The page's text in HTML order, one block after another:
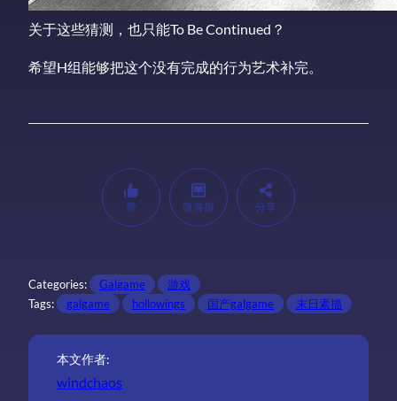
关于这些猜测，也只能To Be Continued？
希望H组能够把这个没有完成的行为艺术补完。
赞 微海报 分享
Categories: Galgame
游戏
Tags:
galgame hollowings 国产galgame 末日素描
本文作者:
windchaos